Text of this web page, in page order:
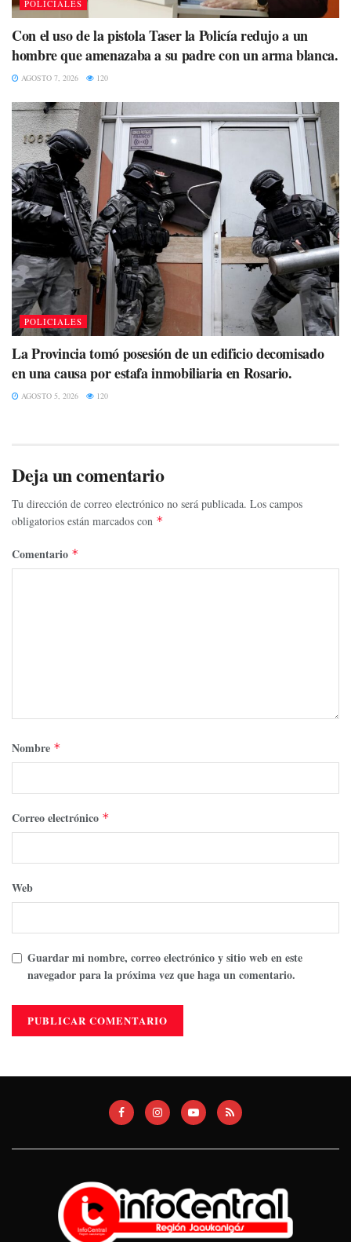
POLICIALES
Con el uso de la pistola Taser la Policía redujo a un
hombre que amenazaba a su padre con un arma blanca.
AGOSTO 7, 2026 120
POLICIALES
La Provincia tomó posesión de un edificio decomisado
en una causa por estafa inmobiliaria en Rosario.
AGOSTO 5, 2026 120
Deja un comentario
Tu dirección de correo electrónico no será publicada. Los campos
obligatorios están marcados con *
Comentario *
Nombre *
Correo electrónico *
Web
Guardar mi nombre, correo electrónico y sitio web en este
navegador para la próxima vez que haga un comentario.